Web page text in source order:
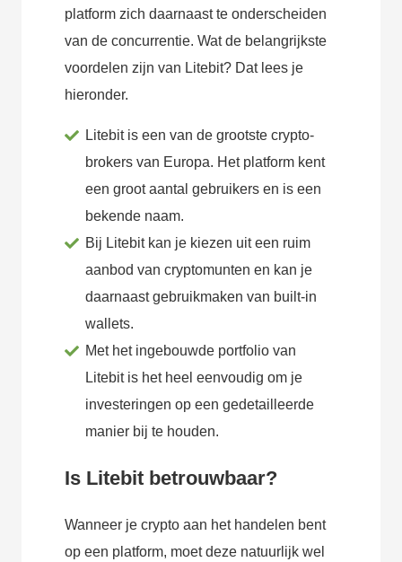
platform zich daarnaast te onderscheiden
van de concurrentie. Wat de belangrijkste
voordelen zijn van Litebit? Dat lees je
hieronder.
Litebit is een van de grootste crypto-
brokers van Europa. Het platform kent
een groot aantal gebruikers en is een
bekende naam.
Bij Litebit kan je kiezen uit een ruim
aanbod van cryptomunten en kan je
daarnaast gebruikmaken van built-in
wallets.
Met het ingebouwde portfolio van
Litebit is het heel eenvoudig om je
investeringen op een gedetailleerde
manier bij te houden.
Is Litebit betrouwbaar?
Wanneer je crypto aan het handelen bent
op een platform, moet deze natuurlijk wel